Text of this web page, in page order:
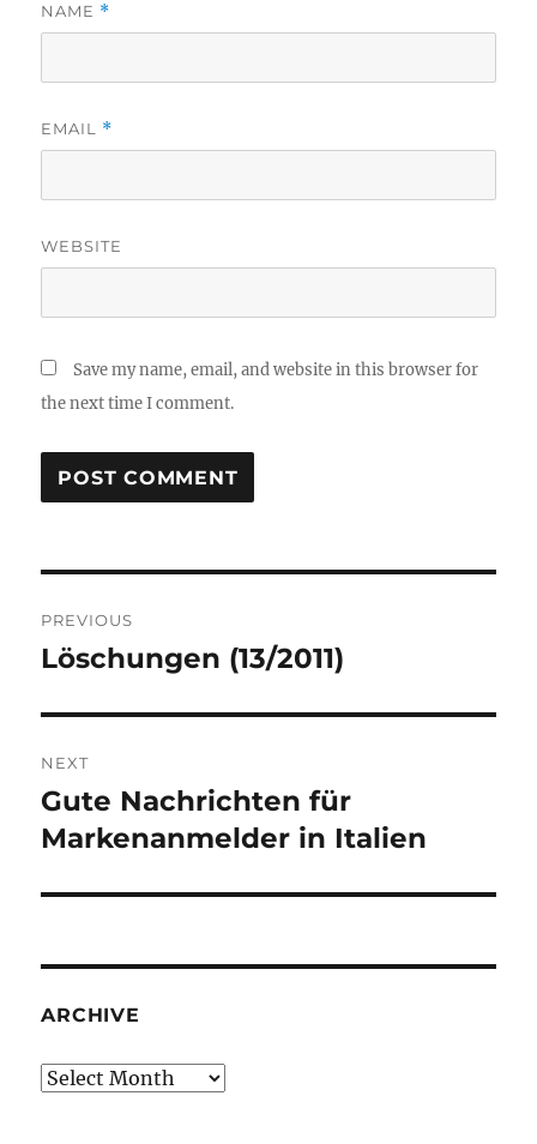
NAME *
EMAIL *
WEBSITE
Save my name, email, and website in this browser for
the next time I comment.
navigation
PREVIOUS
Previous
Löschungen (13/2011)
NEXT
Next
post:
Gute Nachrichten für
Markenanmelder in Italien
ARCHIVE
Archive